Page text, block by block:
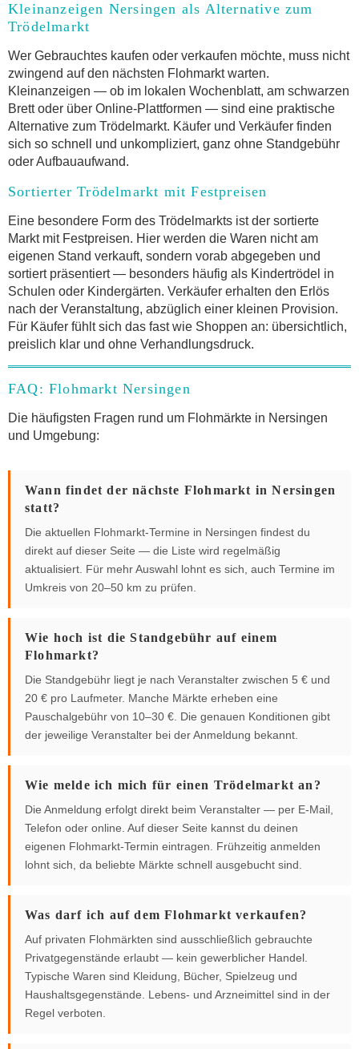
Kleinanzeigen Nersingen als Alternative zum
Trödelmarkt
Wer Gebrauchtes kaufen oder verkaufen möchte, muss nicht
zwingend auf den nächsten Flohmarkt warten.
Kleinanzeigen — ob im lokalen Wochenblatt, am schwarzen
Brett oder über Online-Plattformen — sind eine praktische
Alternative zum Trödelmarkt. Käufer und Verkäufer finden
sich so schnell und unkompliziert, ganz ohne Standgebühr
oder Aufbauaufwand.
Sortierter Trödelmarkt mit Festpreisen
Eine besondere Form des Trödelmarkts ist der sortierte
Markt mit Festpreisen. Hier werden die Waren nicht am
eigenen Stand verkauft, sondern vorab abgegeben und
sortiert präsentiert — besonders häufig als Kindertrödel in
Schulen oder Kindergärten. Verkäufer erhalten den Erlös
nach der Veranstaltung, abzüglich einer kleinen Provision.
Für Käufer fühlt sich das fast wie Shoppen an: übersichtlich,
preislich klar und ohne Verhandlungsdruck.
FAQ: Flohmarkt Nersingen
Die häufigsten Fragen rund um Flohmärkte in Nersingen
und Umgebung:
Wann findet der nächste Flohmarkt in Nersingen
statt?
Die aktuellen Flohmarkt-Termine in Nersingen findest du
direkt auf dieser Seite — die Liste wird regelmäßig
aktualisiert. Für mehr Auswahl lohnt es sich, auch Termine im
Umkreis von 20–50 km zu prüfen.
Wie hoch ist die Standgebühr auf einem
Flohmarkt?
Die Standgebühr liegt je nach Veranstalter zwischen 5 € und
20 € pro Laufmeter. Manche Märkte erheben eine
Pauschalgebühr von 10–30 €. Die genauen Konditionen gibt
der jeweilige Veranstalter bei der Anmeldung bekannt.
Wie melde ich mich für einen Trödelmarkt an?
Die Anmeldung erfolgt direkt beim Veranstalter — per E-Mail,
Telefon oder online. Auf dieser Seite kannst du deinen
eigenen Flohmarkt-Termin eintragen. Frühzeitig anmelden
lohnt sich, da beliebte Märkte schnell ausgebucht sind.
Was darf ich auf dem Flohmarkt verkaufen?
Auf privaten Flohmärkten sind ausschließlich gebrauchte
Privatgegenstände erlaubt — kein gewerblicher Handel.
Typische Waren sind Kleidung, Bücher, Spielzeug und
Haushaltsgegenstände. Lebens- und Arzneimittel sind in der
Regel verboten.